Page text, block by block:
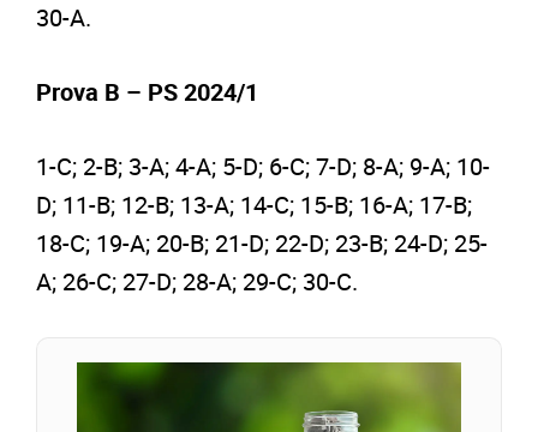
30-A.
Prova B – PS 2024/1
1-C; 2-B; 3-A; 4-A; 5-D; 6-C; 7-D; 8-A; 9-A; 10-
D; 11-B; 12-B; 13-A; 14-C; 15-B; 16-A; 17-B;
18-C; 19-A; 20-B; 21-D; 22-D; 23-B; 24-D; 25-
A; 26-C; 27-D; 28-A; 29-C; 30-C.